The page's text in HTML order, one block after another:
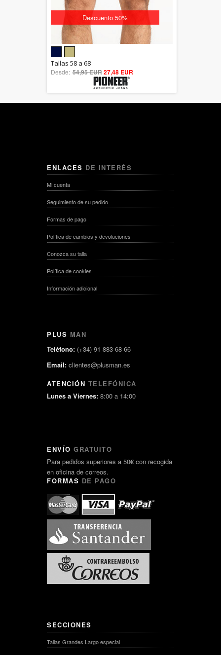
Descuento 50%
out of 5
Tallas 58 a 68
Desde: 54,95 EUR27,48 EUR
ENLACES DE INTERÉS
Mi cuenta
Seguimiento de su pedido
Formas de pago
Política de cambios y devoluciones
Conozca su talla
Política de cookies
Información adicional
PLUS MAN
Teléfono: (+34) 91 883 68 66
Email: clientes@plusman.es
ATENCIÓN TELEFÓNICA
Lunes a Viernes: 8:00 a 14:00
ENVÍO GRATUITO
Para pedidos superiores a 50€ con recogida
en oficina de correos.
FORMAS DE PAGO
SECCIONES
Tallas Grandes Largo especial